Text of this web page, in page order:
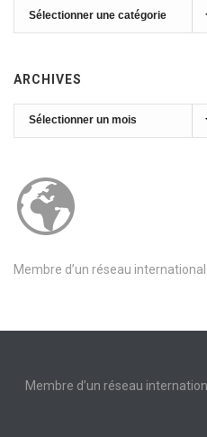
Catégories
ARCHIVES
Archives
Membre d’un réseau
Membre d’un réseau